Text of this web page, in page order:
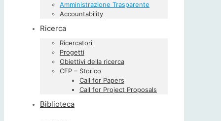
Amministrazione Trasparente
Accountability
Ricerca
Ricercatori
Progetti
Obiettivi della ricerca
CFP – Storico
Call for Papers
Call for Project Proposals
Biblioteca